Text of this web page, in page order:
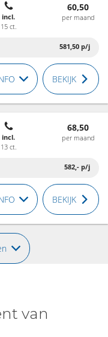
incl.
15 ct.
60,50
per maand
581,50 p/j
BEKIJK
incl.
13 ct.
68,50
per maand
582,- p/j
BEKIJK
van